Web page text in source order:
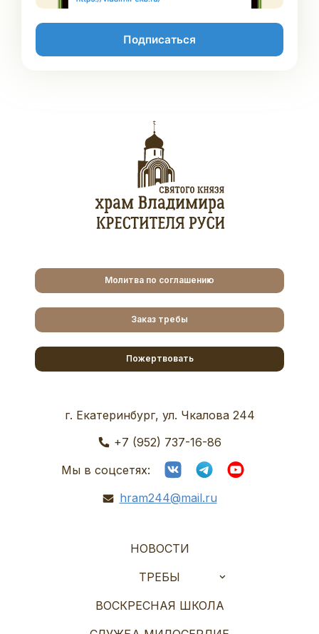
Подписаться
Молитва по соглашению
Заказ требы
Пожертвовать
г. Екатеринбург, ул. Чкалова 244
+7 (952) 737-16-86
Мы в соцсетях:
hram244@mail.ru
НОВОСТИ
ТРЕБЫ
ВОСКРЕСНАЯ ШКОЛА